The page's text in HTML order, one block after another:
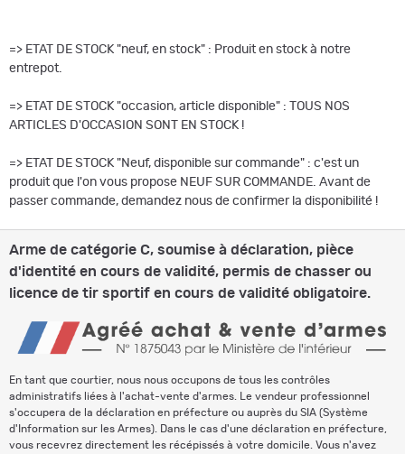
=> ETAT DE STOCK "neuf, en stock" : Produit en stock à notre
entrepot.
=> ETAT DE STOCK "occasion, article disponible" : TOUS NOS
ARTICLES D'OCCASION SONT EN STOCK !
=> ETAT DE STOCK "Neuf, disponible sur commande" : c'est un
produit que l'on vous propose NEUF SUR COMMANDE. Avant de
passer commande, demandez nous de confirmer la disponibilité !
Arme de catégorie C, soumise à déclaration, pièce
d'identité en cours de validité, permis de chasser ou
licence de tir sportif en cours de validité obligatoire.
En tant que courtier, nous nous occupons de tous les contrôles
administratifs liées à l'achat-vente d'armes. Le vendeur professionnel
s'occupera de la déclaration en préfecture ou auprès du SIA (Système
d'Information sur les Armes). Dans le cas d'une déclaration en préfecture,
vous recevrez directement les récépissés à votre domicile. Vous n'avez